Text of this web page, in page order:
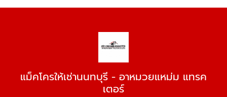
แม็คโครให้เช่านนทบุรี - อาหมวยแหม่ม แทรค
เตอร์